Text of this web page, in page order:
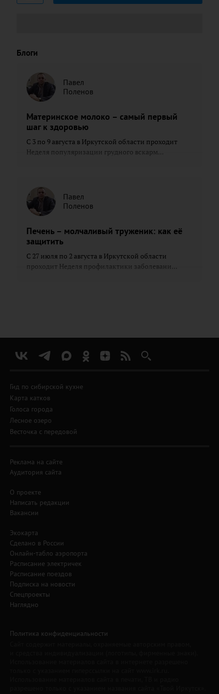
Блоги
Павел
Поленов
Материнское молоко – самый первый
шаг к здоровью
С 3 по 9 августа в Иркутской области проходит
Неделя популяризации грудного вскарм...
Павел
Поленов
Печень – молчаливый труженик: как её
защитить
С 27 июля по 2 августа в Иркутской области
проходит Неделя профилактики заболевани...
Гид по сибирской кухне
Карта катков
Голоса города
Лесное озеро
Весточка с передовой
Реклама на сайте
Аудитория сайта
О проекте
Написать редакции
Вакансии
Экокарта
Сделано в России
Онлайн-табло аэропорта
Расписание электричек
Расписание поездов
Подписка на новости
Спецпроекты
Наглядно
Политика конфиденциальности